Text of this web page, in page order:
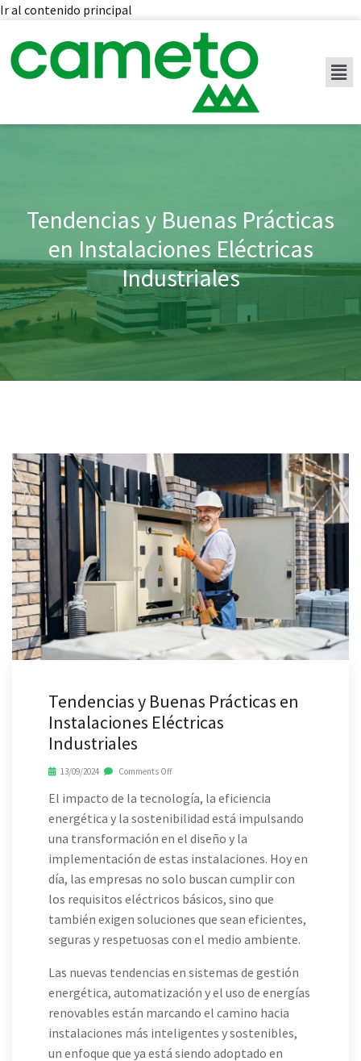
Ir al contenido principal
Tendencias y Buenas Prácticas
en Instalaciones Eléctricas
Industriales
Tendencias y Buenas Prácticas en
Instalaciones Eléctricas
Industriales
13/09/2024 Comments Off
El impacto de la tecnología, la eficiencia
energética y la sostenibilidad está impulsando
una transformación en el diseño y la
implementación de estas instalaciones. Hoy en
día, las empresas no solo buscan cumplir con
los requisitos eléctricos básicos, sino que
también exigen soluciones que sean eficientes,
seguras y respetuosas con el medio ambiente.
Las nuevas tendencias en sistemas de gestión
energética, automatización y el uso de energías
renovables están marcando el camino hacia
instalaciones más inteligentes y sostenibles,
un enfoque que ya está siendo adoptado en